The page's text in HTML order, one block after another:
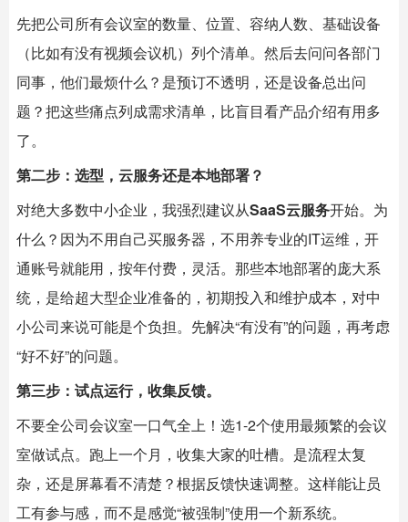
先把公司所有会议室的数量、位置、容纳人数、基础设备
（比如有没有视频会议机）列个清单。然后去问问各部门
同事，他们最烦什么？是预订不透明，还是设备总出问
题？把这些痛点列成需求清单，比盲目看产品介绍有用多
了。
第二步：选型，云服务还是本地部署？
对绝大多数中小企业，我强烈建议从SaaS云服务开始。为
什么？因为不用自己买服务器，不用养专业的IT运维，开
通账号就能用，按年付费，灵活。那些本地部署的庞大系
统，是给超大型企业准备的，初期投入和维护成本，对中
小公司来说可能是个负担。先解决“有没有”的问题，再考虑
“好不好”的问题。
第三步：试点运行，收集反馈。
不要全公司会议室一口气全上！选1-2个使用最频繁的会议
室做试点。跑上一个月，收集大家的吐槽。是流程太复
杂，还是屏幕看不清楚？根据反馈快速调整。这样能让员
工有参与感，而不是感觉“被强制”使用一个新系统。